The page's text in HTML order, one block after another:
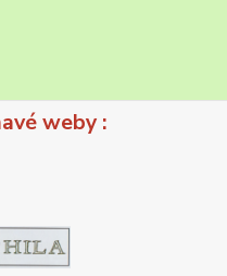
weby :